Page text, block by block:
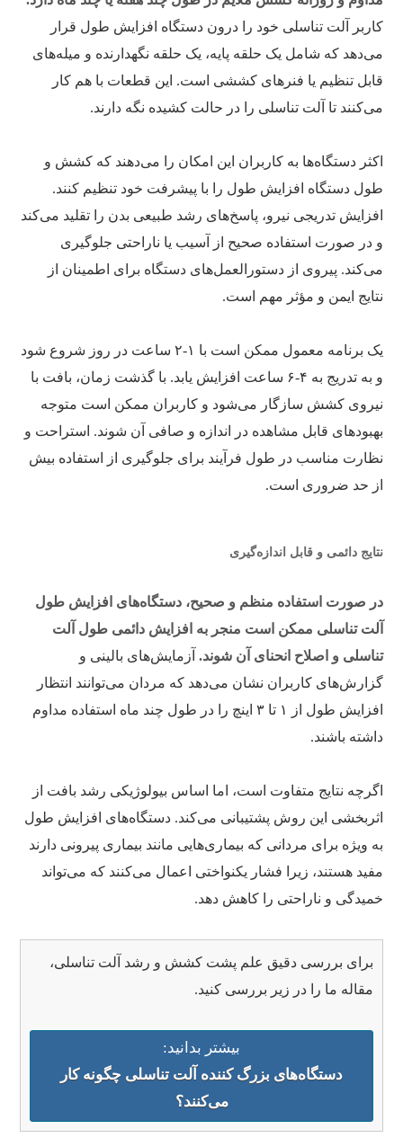
کاربر آلت تناسلی خود را درون دستگاه افزایش طول قرار
می‌دهد که شامل یک حلقه پایه، یک حلقه نگهدارنده و میله‌های
قابل تنظیم یا فنرهای کششی است. این قطعات با هم کار
می‌کنند تا آلت تناسلی را در حالت کشیده نگه دارند.
اکثر دستگاه‌ها به کاربران این امکان را می‌دهند که کشش و
طول دستگاه افزایش طول را با پیشرفت خود تنظیم کنند.
افزایش تدریجی نیرو، پاسخ‌های رشد طبیعی بدن را تقلید می‌کند
و در صورت استفاده صحیح از آسیب یا ناراحتی جلوگیری
می‌کند. پیروی از دستورالعمل‌های دستگاه برای اطمینان از
نتایج ایمن و مؤثر مهم است.
یک برنامه معمول ممکن است با ۱-۲ ساعت در روز شروع شود
و به تدریج به ۴-۶ ساعت افزایش یابد. با گذشت زمان، بافت با
نیروی کشش سازگار می‌شود و کاربران ممکن است متوجه
بهبودهای قابل مشاهده در اندازه و صافی آن شوند. استراحت و
نظارت مناسب در طول فرآیند برای جلوگیری از استفاده بیش
از حد ضروری است.
نتایج دائمی و قابل اندازه‌گیری
در صورت استفاده منظم و صحیح، دستگاه‌های افزایش طول
آلت تناسلی ممکن است منجر به افزایش دائمی طول آلت
تناسلی و اصلاح انحنای آن شوند. آزمایش‌های بالینی و
گزارش‌های کاربران نشان می‌دهد که مردان می‌توانند انتظار
افزایش طول از ۱ تا ۳ اینچ را در طول چند ماه استفاده مداوم
داشته باشند.
اگرچه نتایج متفاوت است، اما اساس بیولوژیکی رشد بافت از
اثربخشی این روش پشتیبانی می‌کند. دستگاه‌های افزایش طول
به ویژه برای مردانی که بیماری‌هایی مانند بیماری پیرونی دارند
مفید هستند، زیرا فشار یکنواختی اعمال می‌کنند که می‌تواند
خمیدگی و ناراحتی را کاهش دهد.
برای بررسی دقیق علم پشت کشش و رشد آلت تناسلی،
مقاله ما را در زیر بررسی کنید.
بیشتر بدانید:
دستگاه‌های بزرگ کننده آلت تناسلی چگونه کار
می‌کنند؟